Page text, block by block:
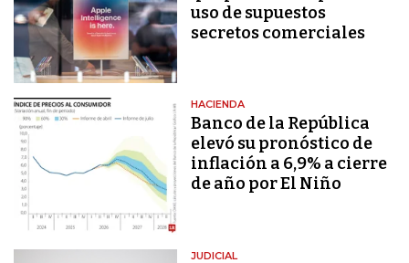
uso de supuestos
secretos comerciales
HACIENDA
Banco de la República
elevó su pronóstico de
inflación a 6,9% a cierre
de año por El Niño
JUDICIAL